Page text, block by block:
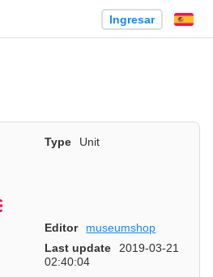
Ingresar
Type
Unit
English
Editor
museumshop
Last update
2019-03-21
02:40:04